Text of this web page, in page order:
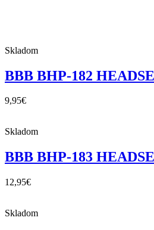
Skladom
BBB BHP-182
9,95€
Skladom
BBB BHP-183
12,95€
Skladom